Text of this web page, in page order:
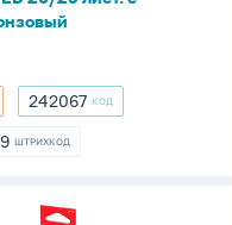
242067
242067 КОД
ШТРИХКОД